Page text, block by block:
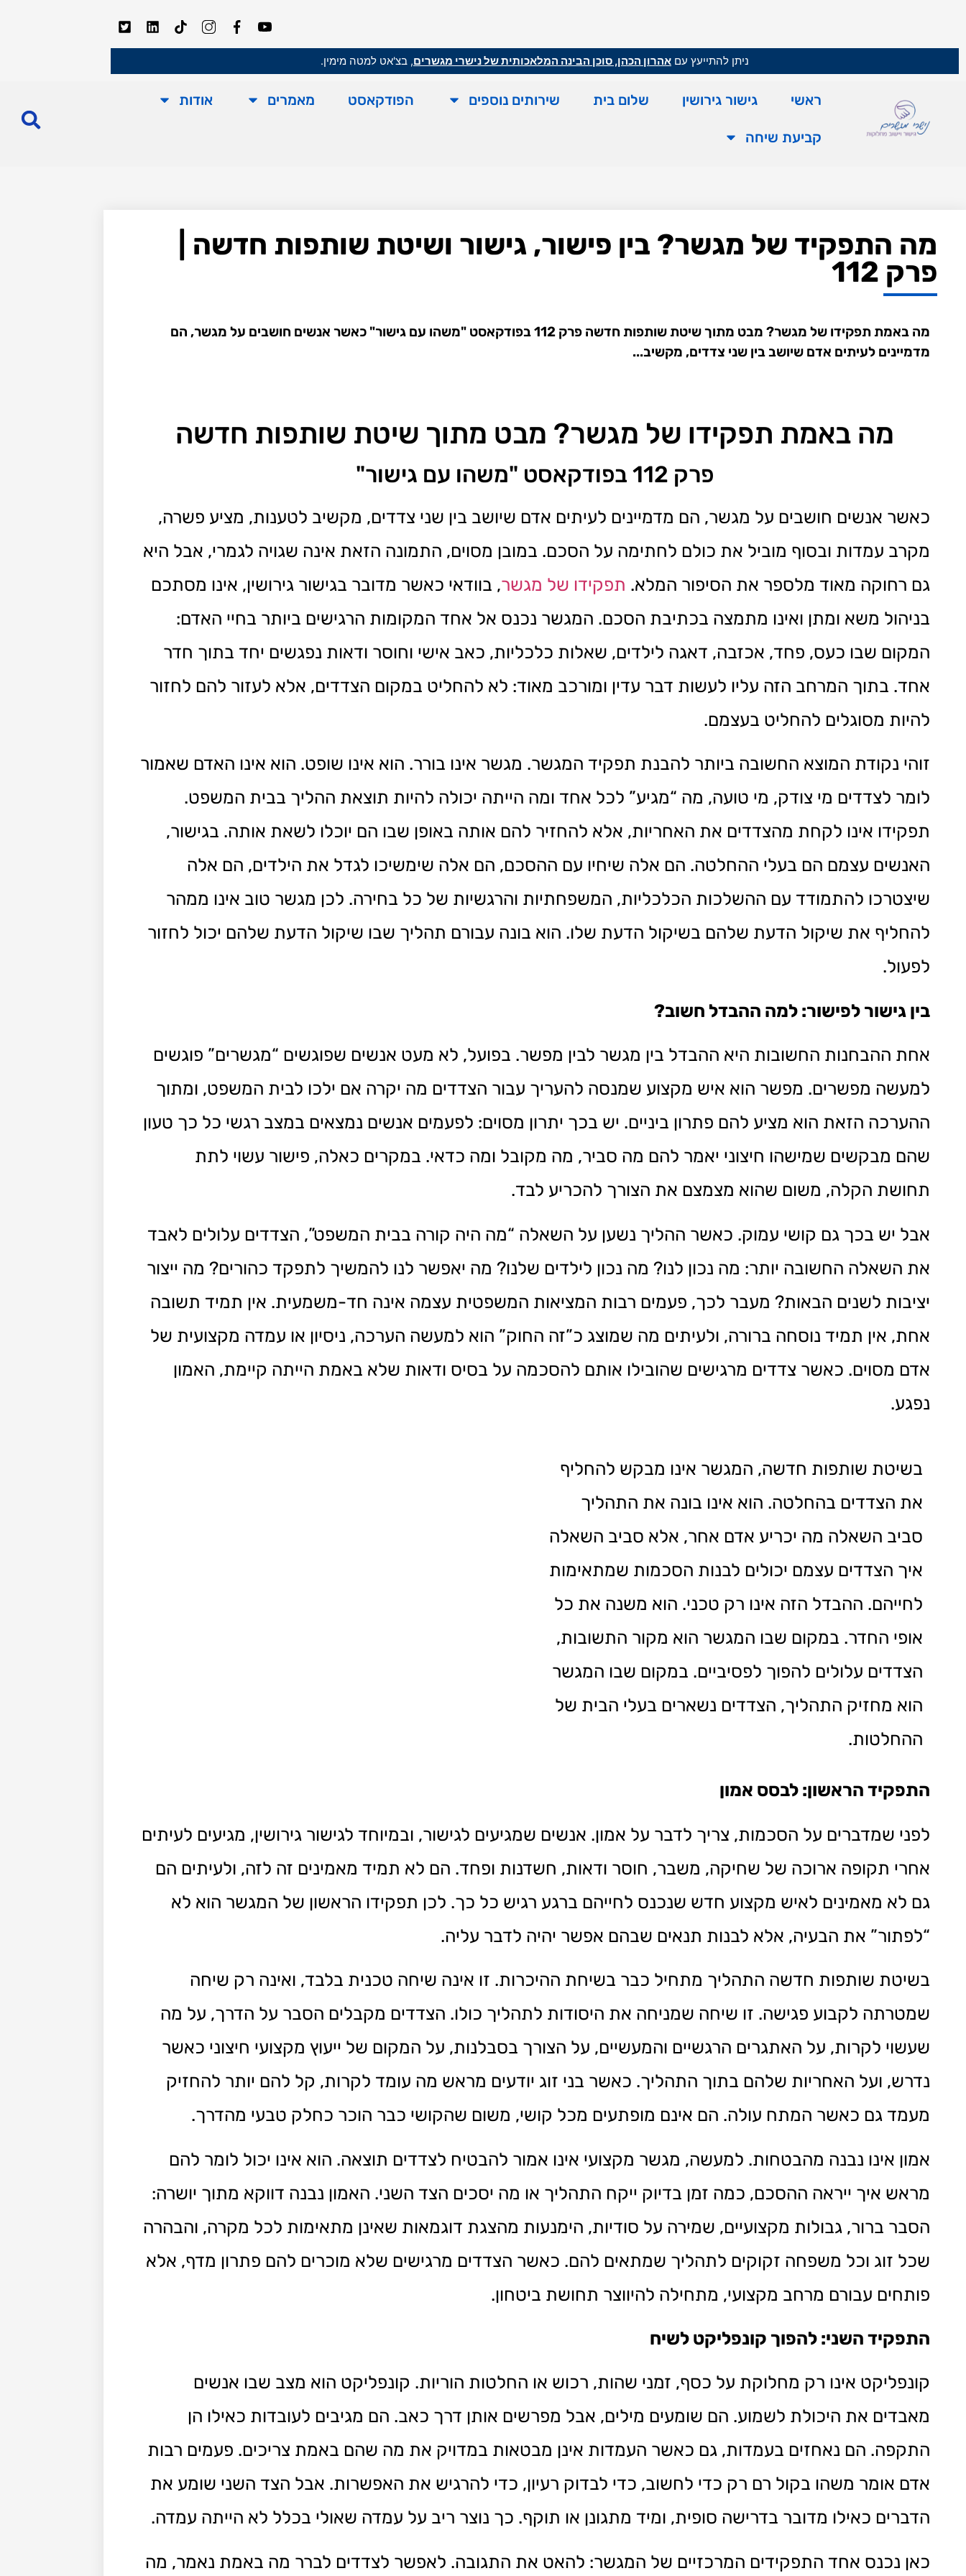
ניתן להתייעץ עם אהרון הכהן, סוכן הבינה המלאכותית של נישרי מגשרים, בצ'אט למטה מימין.
ראשי גישור גירושין שלום בית שירותים נוספים הפודקאסט מאמרים אודות
קביעת שיחה
מה התפקיד של מגשר? בין פישור, גישור ושיטת שותפות חדשה |
פרק 112
מה באמת תפקידו של מגשר? מבט מתוך שיטת שותפות חדשה פרק 112 בפודקאסט "משהו עם גישור" כאשר אנשים חושבים על מגשר, הם
מדמיינים לעיתים אדם שיושב בין שני צדדים, מקשיב...
מה באמת תפקידו של מגשר? מבט מתוך שיטת שותפות חדשה
פרק 112 בפודקאסט "משהו עם גישור"
כאשר אנשים חושבים על מגשר, הם מדמיינים לעיתים אדם שיושב בין שני צדדים, מקשיב לטענות, מציע פשרה,
מקרב עמדות ובסוף מוביל את כולם לחתימה על הסכם. במובן מסוים, התמונה הזאת אינה שגויה לגמרי, אבל היא
גם רחוקה מאוד מלספר את הסיפור המלא. תפקידו של מגשר, בוודאי כאשר מדובר בגישור גירושין, אינו מסתכם
בניהול משא ומתן ואינו מתמצה בכתיבת הסכם. המגשר נכנס אל אחד המקומות הרגישים ביותר בחיי האדם:
המקום שבו כעס, פחד, אכזבה, דאגה לילדים, שאלות כלכליות, כאב אישי וחוסר ודאות נפגשים יחד בתוך חדר
אחד. בתוך המרחב הזה עליו לעשות דבר עדין ומורכב מאוד: לא להחליט במקום הצדדים, אלא לעזור להם לחזור
להיות מסוגלים להחליט בעצמם.
זוהי נקודת המוצא החשובה ביותר להבנת תפקיד המגשר. מגשר אינו בורר. הוא אינו שופט. הוא אינו האדם שאמור
לומר לצדדים מי צודק, מי טועה, מה “מגיע” לכל אחד ומה הייתה יכולה להיות תוצאת ההליך בבית המשפט.
תפקידו אינו לקחת מהצדדים את האחריות, אלא להחזיר להם אותה באופן שבו הם יוכלו לשאת אותה. בגישור,
האנשים עצמם הם בעלי ההחלטה. הם אלה שיחיו עם ההסכם, הם אלה שימשיכו לגדל את הילדים, הם אלה
שיצטרכו להתמודד עם ההשלכות הכלכליות, המשפחתיות והרגשיות של כל בחירה. לכן מגשר טוב אינו ממהר
להחליף את שיקול הדעת שלהם בשיקול הדעת שלו. הוא בונה עבורם תהליך שבו שיקול הדעת שלהם יכול לחזור
לפעול.
בין גישור לפישור: למה ההבדל חשוב?
אחת ההבחנות החשובות היא ההבדל בין מגשר לבין מפשר. בפועל, לא מעט אנשים שפוגשים “מגשרים” פוגשים
למעשה מפשרים. מפשר הוא איש מקצוע שמנסה להעריך עבור הצדדים מה יקרה אם ילכו לבית המשפט, ומתוך
ההערכה הזאת הוא מציע להם פתרון ביניים. יש בכך יתרון מסוים: לפעמים אנשים נמצאים במצב רגשי כל כך טעון
שהם מבקשים שמישהו חיצוני יאמר להם מה סביר, מה מקובל ומה כדאי. במקרים כאלה, פישור עשוי לתת
תחושת הקלה, משום שהוא מצמצם את הצורך להכריע לבד.
אבל יש בכך גם קושי עמוק. כאשר ההליך נשען על השאלה “מה היה קורה בבית המשפט”, הצדדים עלולים לאבד
את השאלה החשובה יותר: מה נכון לנו? מה נכון לילדים שלנו? מה יאפשר לנו להמשיך לתפקד כהורים? מה ייצור
יציבות לשנים הבאות? מעבר לכך, פעמים רבות המציאות המשפטית עצמה אינה חד-משמעית. אין תמיד תשובה
אחת, אין תמיד נוסחה ברורה, ולעיתים מה שמוצג כ”זה החוק” הוא למעשה הערכה, ניסיון או עמדה מקצועית של
אדם מסוים. כאשר צדדים מרגישים שהובילו אותם להסכמה על בסיס ודאות שלא באמת הייתה קיימת, האמון
נפגע.
בשיטת שותפות חדשה, המגשר אינו מבקש להחליף
את הצדדים בהחלטה. הוא אינו בונה את התהליך
סביב השאלה מה יכריע אדם אחר, אלא סביב השאלה
איך הצדדים עצמם יכולים לבנות הסכמות שמתאימות
לחייהם. ההבדל הזה אינו רק טכני. הוא משנה את כל
אופי החדר. במקום שבו המגשר הוא מקור התשובות,
הצדדים עלולים להפוך לפסיביים. במקום שבו המגשר
הוא מחזיק התהליך, הצדדים נשארים בעלי הבית של
ההחלטות.
התפקיד הראשון: לבסס אמון
לפני שמדברים על הסכמות, צריך לדבר על אמון. אנשים שמגיעים לגישור, ובמיוחד לגישור גירושין, מגיעים לעיתים
אחרי תקופה ארוכה של שחיקה, משבר, חוסר ודאות, חשדנות ופחד. הם לא תמיד מאמינים זה לזה, ולעיתים הם
גם לא מאמינים לאיש מקצוע חדש שנכנס לחייהם ברגע רגיש כל כך. לכן תפקידו הראשון של המגשר הוא לא
“לפתור” את הבעיה, אלא לבנות תנאים שבהם אפשר יהיה לדבר עליה.
בשיטת שותפות חדשה התהליך מתחיל כבר בשיחת ההיכרות. זו אינה שיחה טכנית בלבד, ואינה רק שיחה
שמטרתה לקבוע פגישה. זו שיחה שמניחה את היסודות לתהליך כולו. הצדדים מקבלים הסבר על הדרך, על מה
שעשוי לקרות, על האתגרים הרגשיים והמעשיים, על הצורך בסבלנות, על המקום של ייעוץ מקצועי חיצוני כאשר
נדרש, ועל האחריות שלהם בתוך התהליך. כאשר בני זוג יודעים מראש מה עומד לקרות, קל להם יותר להחזיק
מעמד גם כאשר המתח עולה. הם אינם מופתעים מכל קושי, משום שהקושי כבר הוכר כחלק טבעי מהדרך.
אמון אינו נבנה מהבטחות. למעשה, מגשר מקצועי אינו אמור להבטיח לצדדים תוצאה. הוא אינו יכול לומר להם
מראש איך ייראה ההסכם, כמה זמן בדיוק ייקח התהליך או מה יסכים הצד השני. האמון נבנה דווקא מתוך יושרה:
הסבר ברור, גבולות מקצועיים, שמירה על סודיות, הימנעות מהצגת דוגמאות שאינן מתאימות לכל מקרה, והבהרה
שכל זוג וכל משפחה זקוקים לתהליך שמתאים להם. כאשר הצדדים מרגישים שלא מוכרים להם פתרון מדף, אלא
פותחים עבורם מרחב מקצועי, מתחילה להיווצר תחושת ביטחון.
התפקיד השני: להפוך קונפליקט לשיח
קונפליקט אינו רק מחלוקת על כסף, זמני שהות, רכוש או החלטות הוריות. קונפליקט הוא מצב שבו אנשים
מאבדים את היכולת לשמוע. הם שומעים מילים, אבל מפרשים אותן דרך כאב. הם מגיבים לעובדות כאילו הן
התקפה. הם נאחזים בעמדות, גם כאשר העמדות אינן מבטאות במדויק את מה שהם באמת צריכים. פעמים רבות
אדם אומר משהו בקול רם רק כדי לחשוב, כדי לבדוק רעיון, כדי להרגיש את האפשרות. אבל הצד השני שומע את
הדברים כאילו מדובר בדרישה סופית, ומיד מתגונן או תוקף. כך נוצר ריב על עמדה שאולי בכלל לא הייתה עמדה.
כאן נכנס אחד התפקידים המרכזיים של המגשר: להאט את התגובה. לאפשר לצדדים לברר מה באמת נאמר, מה